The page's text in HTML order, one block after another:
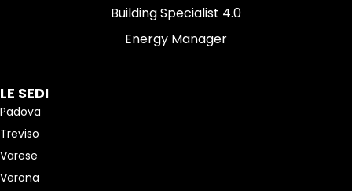
Building Specialist 4.0
Energy Manager
LE SEDI
Padova
Treviso
Varese
Verona